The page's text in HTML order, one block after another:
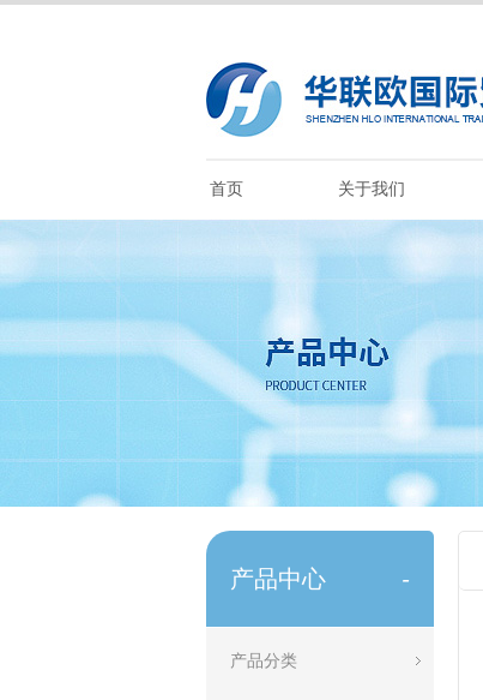
首页 关于我们
产品中心 -
产品分类